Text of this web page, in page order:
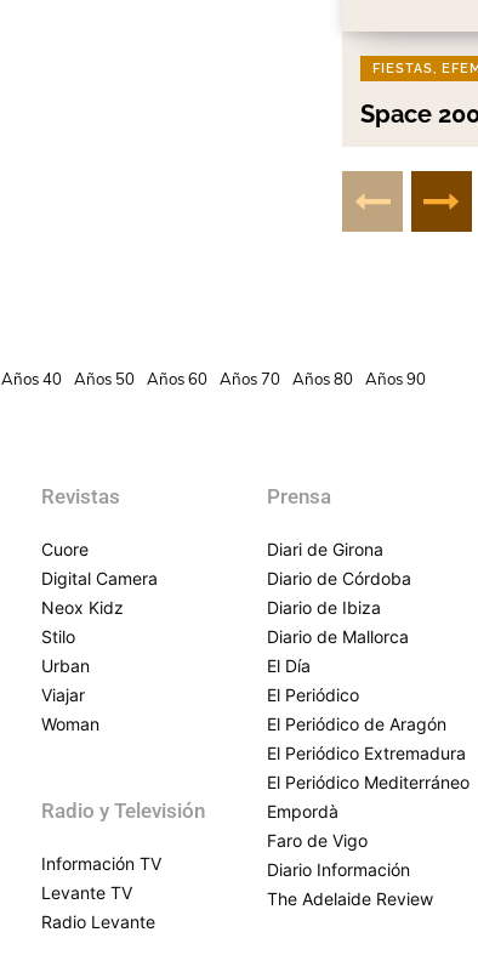
FIESTAS,
Space
Años 40 Años 50 Años 60 Años 70 Años 80 Años 90
Revistas
Cuore
Digital Camera
Neox Kidz
Stilo
Urban
Viajar
Woman
Radio y Televisión
Información TV
Levante TV
Radio Levante
Prensa
Diari de Girona
Diario de Córdoba
Diario de Ibiza
Diario de Mallorca
El Día
El Periódico
El Periódico de Aragón
El Periódico Extremadura
El Periódico Mediterráneo
Empordà
Faro de Vigo
Diario Información
The Adelaide Review